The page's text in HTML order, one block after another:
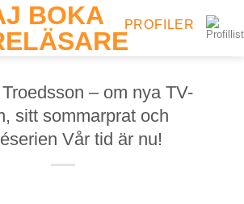
PROFILER
– om nya TV-
sitt sommarprat och
Vår tid är nu!